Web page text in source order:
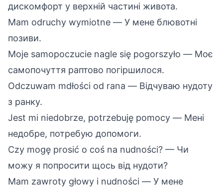
дискомфорт у верхній частині живота.
Mam odruchy wymiotne — У мене блювотні
позиви.
Moje samopoczucie nagle się pogorszyło — Моє
самопочуття раптово погіршилося.
Odczuwam mdłości od rana — Відчуваю нудоту
з ранку.
Jest mi niedobrze, potrzebuję pomocy — Мені
недобре, потребую допомоги.
Czy mogę prosić o coś na nudności? — Чи
можу я попросити щось від нудоти?
Mam zawroty głowy i nudności — У мене